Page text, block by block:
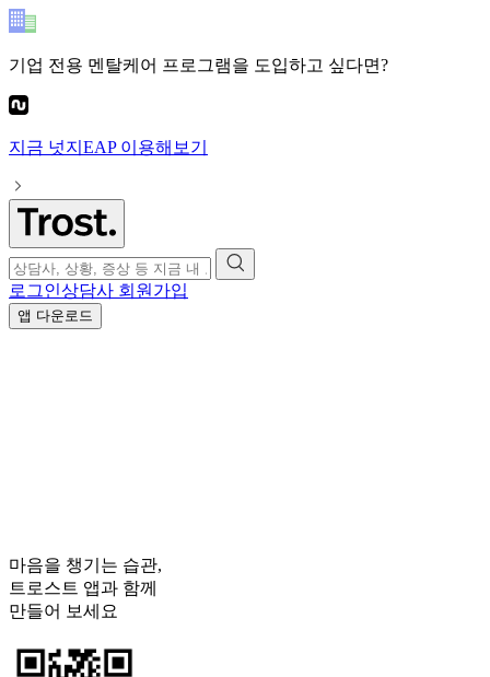
기업 전용 멘탈케어 프로그램을 도입하고 싶다면?
지금 넛지EAP이용해보기
로그인상담사 회원가입
앱 다운로드
마음을 챙기는 습관,
트로스트 앱과 함께
만들어 보세요